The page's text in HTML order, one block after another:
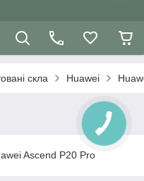
скла Huawei
Ascend P20 Pro